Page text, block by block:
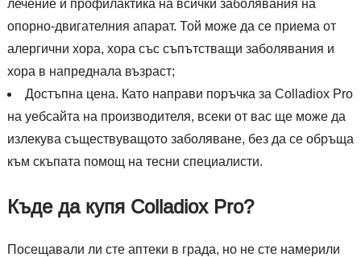
лечение и профилактика на всички заболявания на
опорно-двигателния апарат. Той може да се приема от
алергични хора, хора със съпътстващи заболявания и
хора в напреднала възраст;
Достъпна цена. Като направи поръчка за Colladiox Pro
на уебсайта на производителя, всеки от вас ще може да
излекува съществуващото заболяване, без да се обръща
към скъпата помощ на тесни специалисти.
Къде да купя Colladiox Pro?
Посещавали ли сте аптеки в града, но не сте намерили